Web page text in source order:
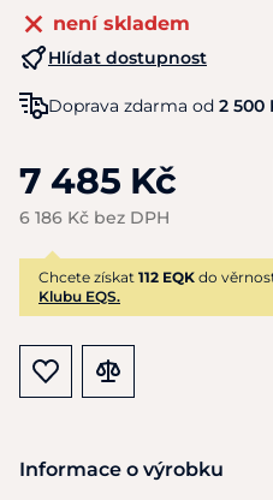
není skladem
Hlídat dostupnost
Doprava zdarma od 2 500
7 485 Kč
6 186 Kč bez DPH
Chcete získat 112 EQK do
Klubu EQS.
Informace o výrobku